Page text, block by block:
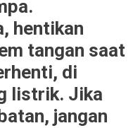
hentikan
tangan saat
di
listrik. Jika
jangan